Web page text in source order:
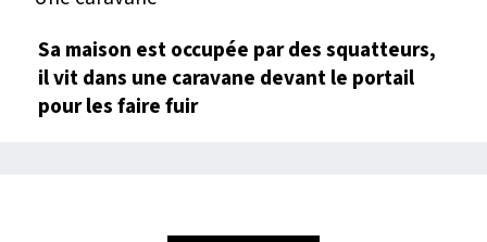
Sa maison est occupée par des squatteurs,
il vit dans une caravane devant le portail
pour les faire fuir